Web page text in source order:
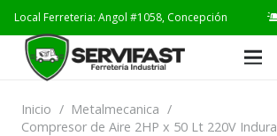
Local Ferreteria: Angol #1058, Concepción
Inicio / Metalmecanica /
Compresor de Aire 2HP x 50 Lt 220V Indura